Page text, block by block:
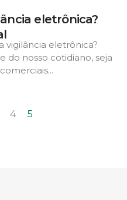
eletrônica?
vigilância eletrônica?
do nosso cotidiano, seja
4 5